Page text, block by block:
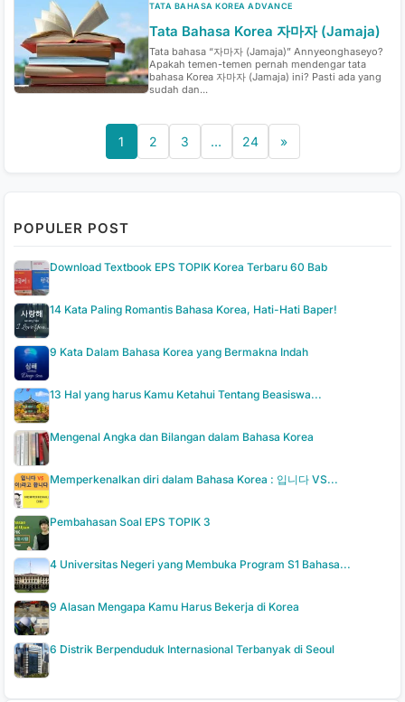
TATA BAHASA KOREA ADVANCE
Tata Bahasa Korea 자마자 (Jamaja)
Tata bahasa “자마자 (Jamaja)” Annyeonghaseyo?
Apakah temen-temen pernah mendengar tata
bahasa Korea 자마자 (Jamaja) ini? Pasti ada yang
sudah dan...
1 2 3 … 24 »
POPULER POST
Download Textbook EPS TOPIK Korea Terbaru 60 Bab
14 Kata Paling Romantis Bahasa Korea, Hati-Hati Baper!
9 Kata Dalam Bahasa Korea yang Bermakna Indah
13 Hal yang harus Kamu Ketahui Tentang Beasiswa...
Mengenal Angka dan Bilangan dalam Bahasa Korea
Memperkenalkan diri dalam Bahasa Korea : 입니다 VS...
Pembahasan Soal EPS TOPIK 3
4 Universitas Negeri yang Membuka Program S1 Bahasa...
9 Alasan Mengapa Kamu Harus Bekerja di Korea
6 Distrik Berpenduduk Internasional Terbanyak di Seoul